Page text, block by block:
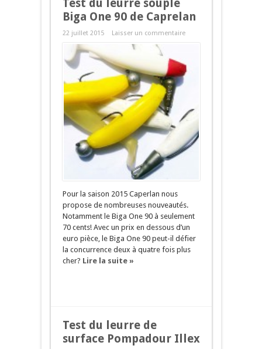
Test du leurre souple
Biga One 90 de Caprelan
22 juillet 2015 Laisser un commentaire
Pour la saison 2015 Caperlan nous
propose de nombreuses nouveautés.
Notamment le Biga One 90 à seulement
70 cents! Avec un prix en dessous d’un
euro pièce, le Biga One 90 peut-il défier
la concurrence deux à quatre fois plus
cher? Lire la suite »
Test du leurre de
surface Pompadour Illex